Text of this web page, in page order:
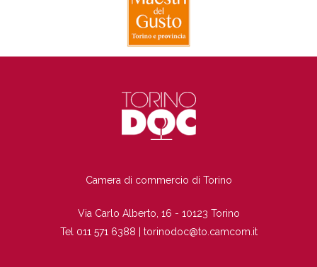
Camera di commercio di Torino
Via Carlo Alberto, 16 - 10123 Torino
Tel 011 571 6388 | torinodoc@to.camcom.it